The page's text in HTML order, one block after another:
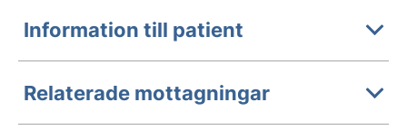
Information till patient
Relaterade mottagningar